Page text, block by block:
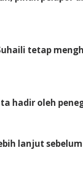
tetap
hadir oleh
lanjut